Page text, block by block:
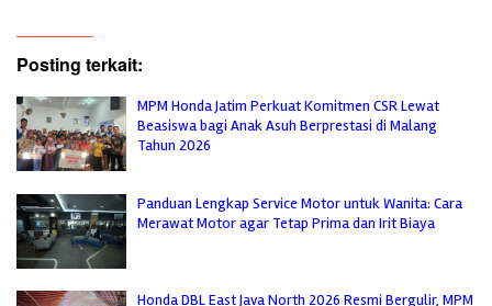
Posting terkait:
MPM Honda Jatim Perkuat Komitmen CSR Lewat
Beasiswa bagi Anak Asuh Berprestasi di Malang
Tahun 2026
Panduan Lengkap Service Motor untuk Wanita: Cara
Merawat Motor agar Tetap Prima dan Irit Biaya
Honda DBL East Java North 2026 Resmi Bergulir, MPM